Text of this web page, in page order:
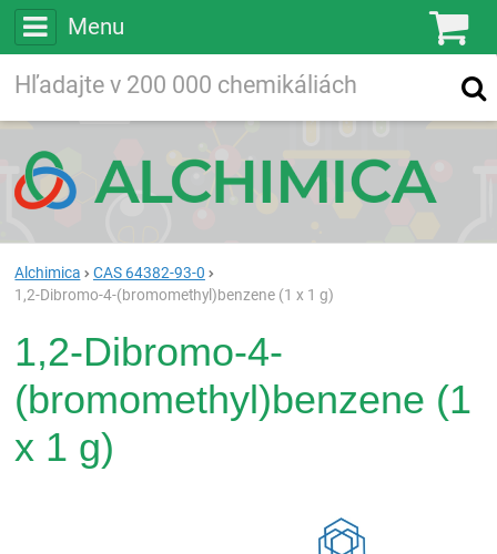
Menu
Vyhľadávanie
Alchimica
CAS 64382-93-0
1,2-Dibromo-4-(bromomethyl)benzene (1 x 1 g)
1,2-Dibromo-4-
(bromomethyl)benzene (1
x 1 g)